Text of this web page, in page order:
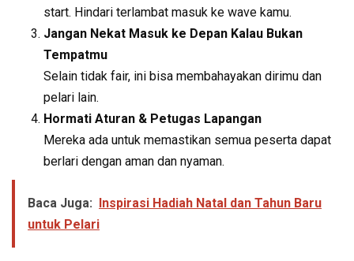
start. Hindari terlambat masuk ke wave kamu.
Jangan Nekat Masuk ke Depan Kalau Bukan
Tempatmu
Selain tidak fair, ini bisa membahayakan dirimu dan
pelari lain.
Hormati Aturan & Petugas Lapangan
Mereka ada untuk memastikan semua peserta dapat
berlari dengan aman dan nyaman.
Baca Juga: Inspirasi Hadiah Natal dan Tahun Baru
untuk Pelari